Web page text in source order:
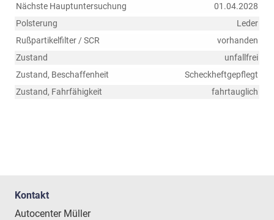
Nächste Hauptuntersuchung
01.04.2028
Polsterung
Leder
Rußpartikelfilter / SCR
vorhanden
Zustand
unfallfrei
Zustand, Beschaffenheit
Scheckheftgepflegt
Zustand, Fahrfähigkeit
fahrtauglich
Kontakt
Autocenter Müller